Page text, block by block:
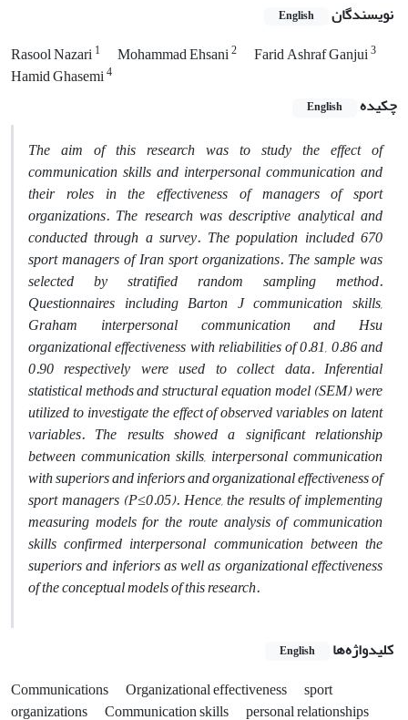
نویسندگان English
Rasool Nazari1 Mohammad Ehsani2 Farid Ashraf Ganjui3
Hamid Ghasemi4
چکیده English
The aim of this research was to study the effect of
communication skills and interpersonal communication and
their roles in the effectiveness of managers of sport
organizations. The research was descriptive analytical and
conducted through a survey. The population included 670
sport managers of Iran sport organizations. The sample was
selected by stratified random sampling method.
Questionnaires including Barton J communication skills,
Graham interpersonal communication and Hsu
organizational effectiveness with reliabilities of 0.81, 0.86 and
0.90 respectively were used to collect data. Inferential
statistical methods and structural equation model (SEM) were
utilized to investigate the effect of observed variables on latent
variables. The results showed a significant relationship
between communication skills, interpersonal communication
with superiors and inferiors and organizational effectiveness of
sport managers (P≤0.05). Hence, the results of implementing
measuring models for the route analysis of communication
skills confirmed interpersonal communication between the
superiors and inferiors as well as organizational effectiveness
of the conceptual models of this research.
کلیدواژه‌ها English
Communications Organizational effectiveness
sport
organizations
Communication skills
personal relationships